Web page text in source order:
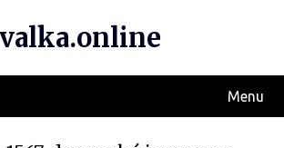
valka.online
Menu